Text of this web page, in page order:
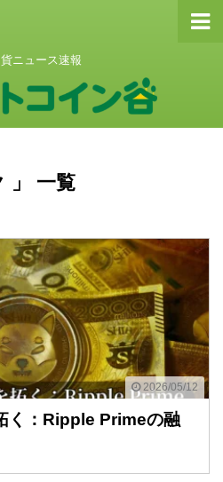
ニュース速報
」 一覧
2026/05/12
く：Ripple Primeの融